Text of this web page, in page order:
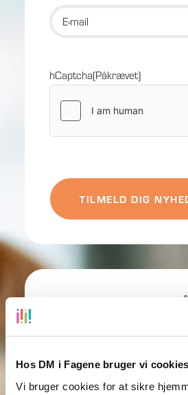
Hos DM i Fagene bruger vi cookies
Vi bruger cookies for at sikre
mail(Påkrævet)
hCaptcha(Påkrævet)
VI ØNSKER AT
Under hele den indledende
august-27. november 2026)